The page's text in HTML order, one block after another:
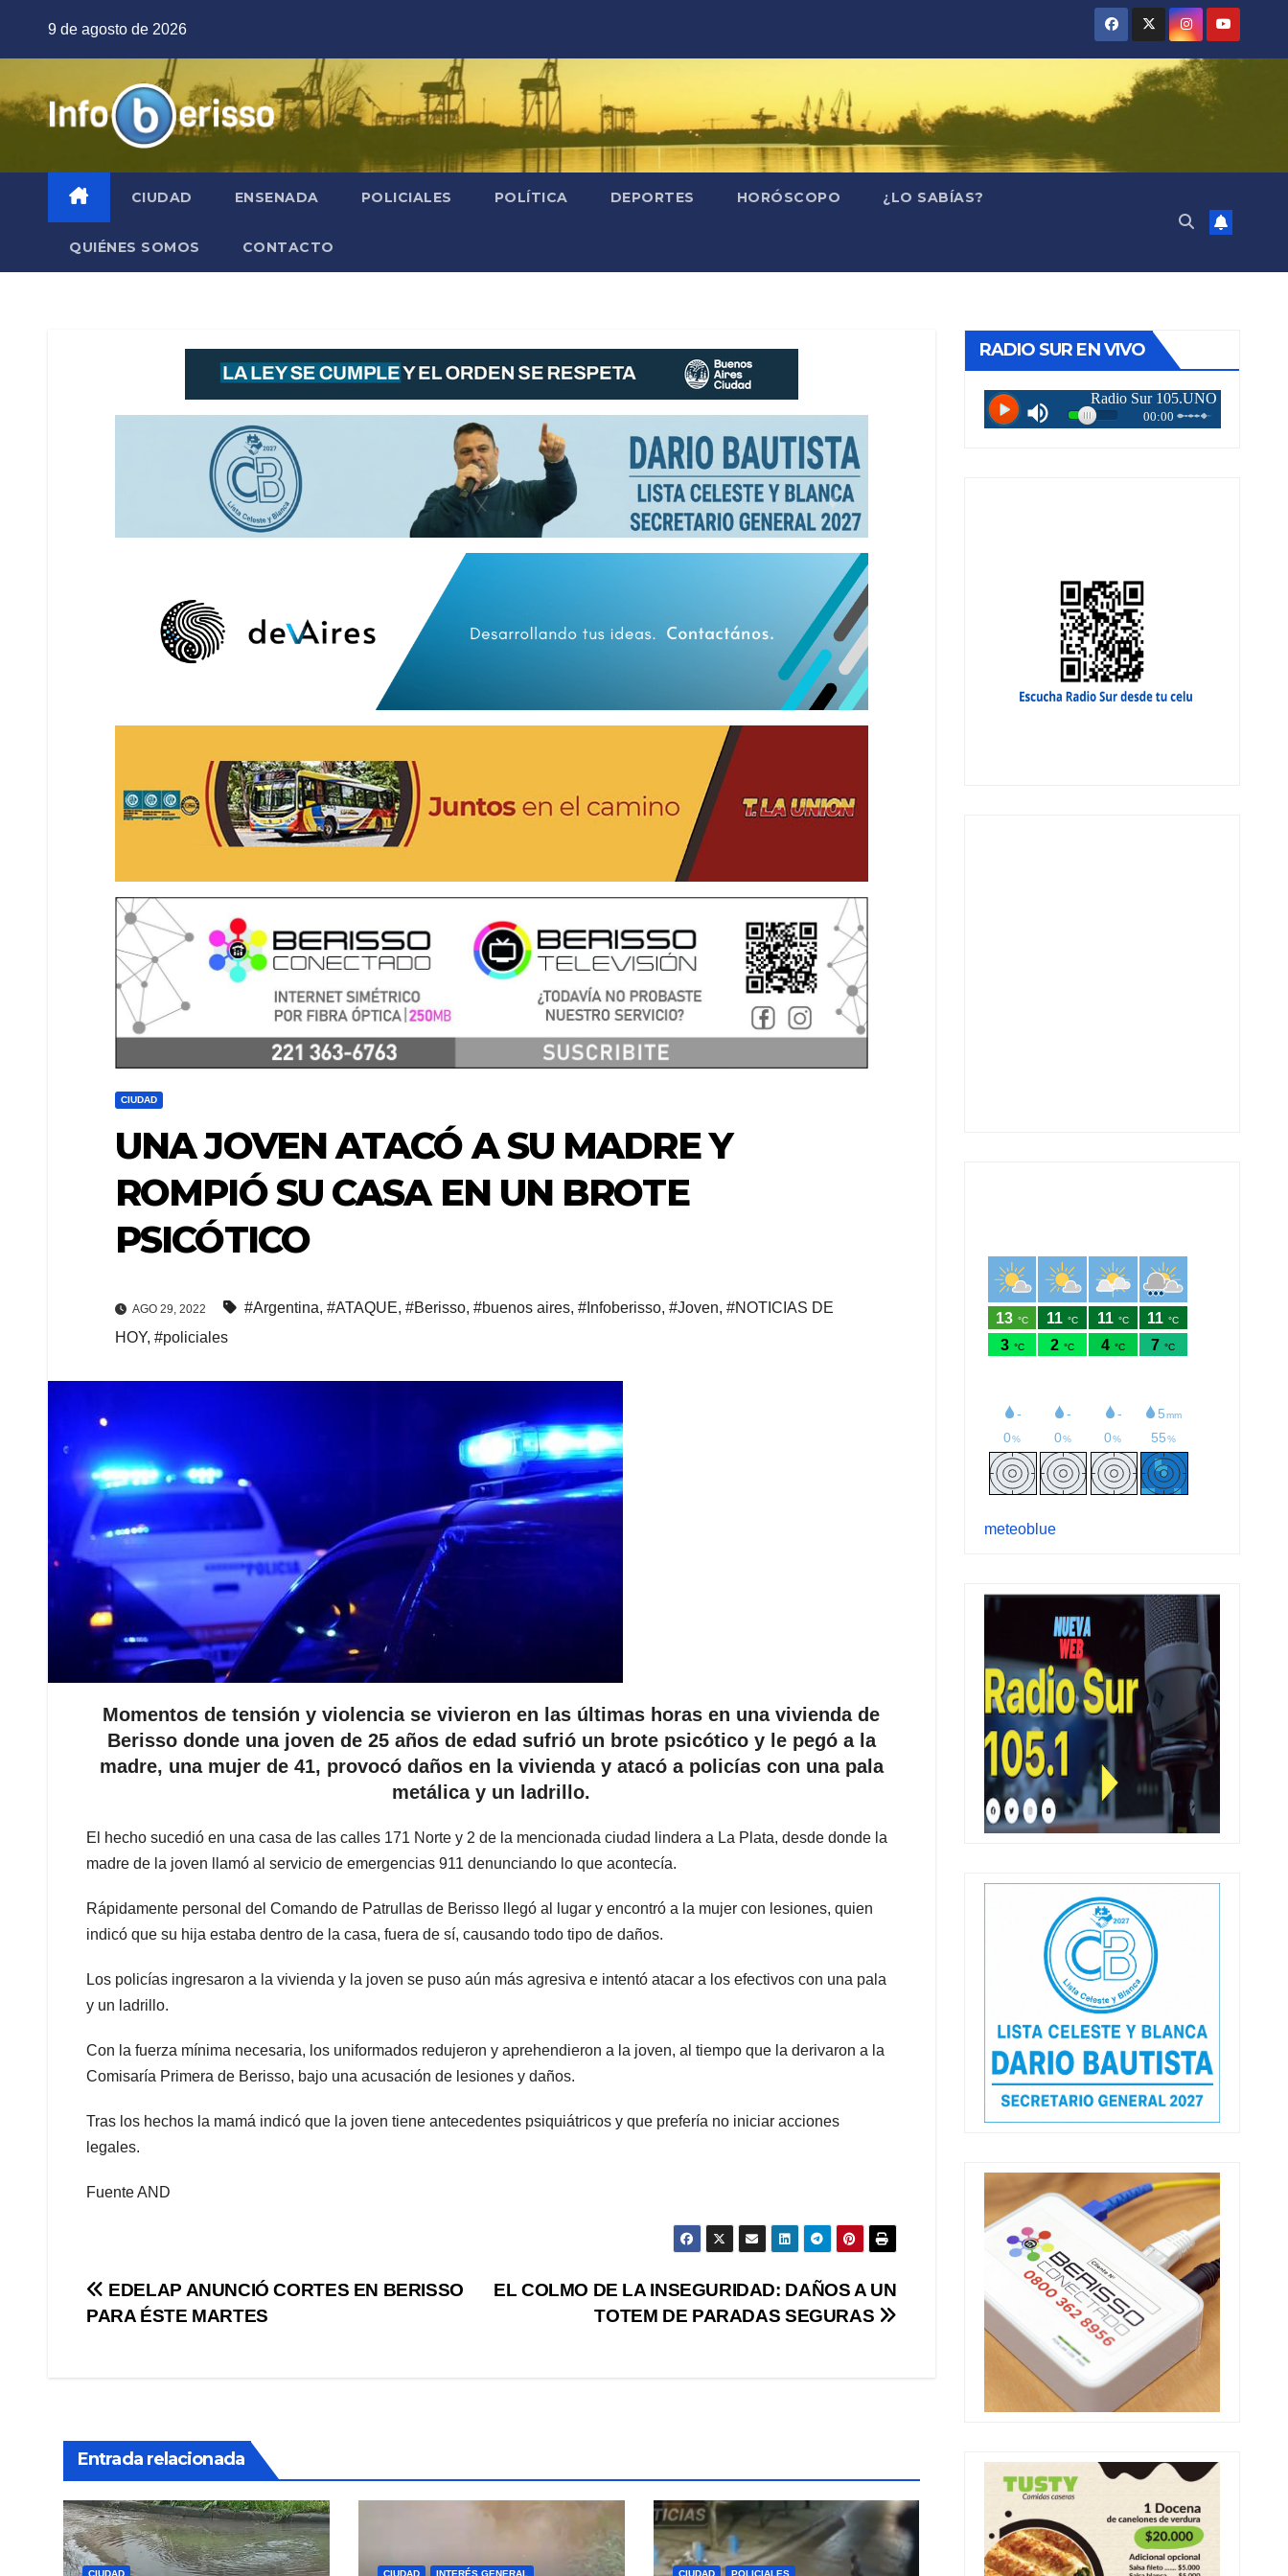
9 de agosto de 2026
CIUDAD ENSENADA POLICIALES POLÍTICA DEPORTES HORÓSCOPO ¿LO SABÍAS?
QUIÉNES SOMOS CONTACTO
CIUDAD
UNA JOVEN ATACÓ A SU MADRE Y
ROMPIÓ SU CASA EN UN BROTE
PSICÓTICO
AGO 29, 2022 #Argentina, #ATAQUE, #Berisso, #buenos aires, #Infoberisso, #Joven, #NOTICIAS DE
HOY, #policiales
Momentos de tensión y violencia se vivieron en las últimas horas en una vivienda de
Berisso donde una joven de 25 años de edad sufrió un brote psicótico y le pegó a la
madre, una mujer de 41, provocó daños en la vivienda y atacó a policías con una pala
metálica y un ladrillo.
El hecho sucedió en una casa de las calles 171 Norte y 2 de la mencionada ciudad lindera a La Plata, desde donde la
madre de la joven llamó al servicio de emergencias 911 denunciando lo que acontecía.
Rápidamente personal del Comando de Patrullas de Berisso llegó al lugar y encontró a la mujer con lesiones, quien
indicó que su hija estaba dentro de la casa, fuera de sí, causando todo tipo de daños.
Los policías ingresaron a la vivienda y la joven se puso aún más agresiva e intentó atacar a los efectivos con una pala
y un ladrillo.
Con la fuerza mínima necesaria, los uniformados redujeron y aprehendieron a la joven, al tiempo que la derivaron a la
Comisaría Primera de Berisso, bajo una acusación de lesiones y daños.
Tras los hechos la mamá indicó que la joven tiene antecedentes psiquiátricos y que prefería no iniciar acciones
legales.
Fuente AND
Navegación
EL COLMO DE LA INSEGURIDAD: DAÑOS A UN
TOTEM DE PARADAS SEGURAS
EDELAP ANUNCIÓ CORTES EN BERISSO
PARA ÉSTE MARTES
Entrada relacionada
CIUDAD CIUDAD INTERÉS GENERAL CIUDAD POLICIALES
RADIO SUR EN VIVO
meteoblue